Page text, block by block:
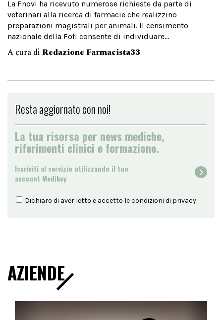
La Fnovi ha ricevuto numerose richieste da parte di
veterinari alla ricerca di farmacie che realizzino
preparazioni magistrali per animali. Il censimento
nazionale della Fofi consente di individuare...
A cura di Redazione Farmacista33
Resta aggiornato con noi!
La tua risorsa per news mediche,
riferimenti clinici e formazione.
Iscriviti al servizio utilizzando il tuo
account Medikey
Dichiaro di aver letto e accetto le condizioni di privacy
AZIENDE